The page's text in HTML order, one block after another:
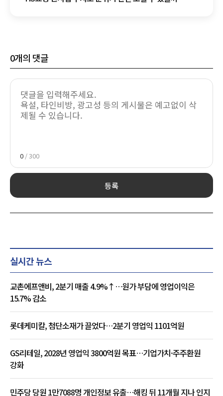
0개의 댓글
0 / 300
등록
실시간 뉴스
교촌에프앤비, 2분기 매출 4.9%↑…원가 부담에 영업이익은
15.7% 감소
롯데케미칼, 첨단소재가 끌었다…2분기 영업익 1101억원
GS리테일, 2028년 영업익 3800억원 목표…기업가치·주주환원
강화
민주당 당원 1만7088명 개인정보 유출…해킹 뒤 11개월 지나 인지